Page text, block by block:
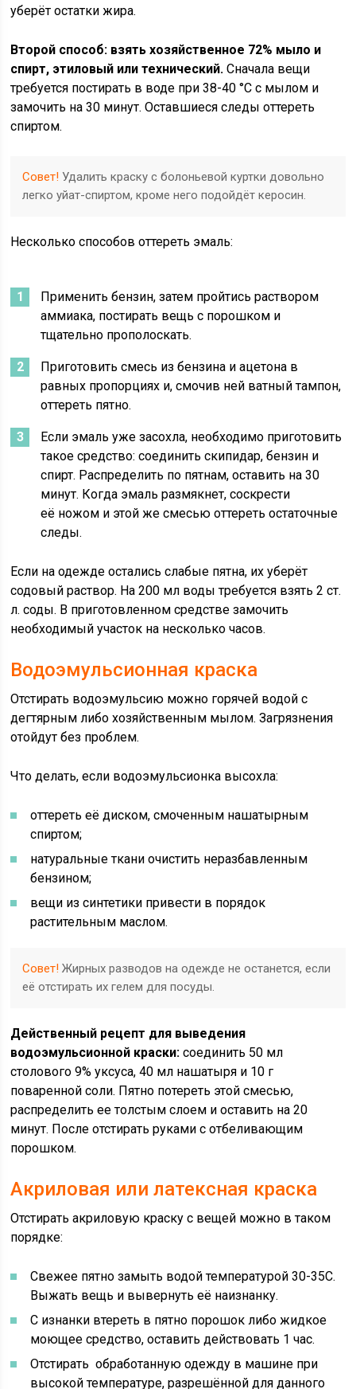
уберёт остатки жира.
Второй способ: взять хозяйственное 72% мыло и
спирт, этиловый или технический. Сначала вещи
требуется постирать в воде при 38-40 °С с мылом и
замочить на 30 минут. Оставшиеся следы оттереть
спиртом.
Совет! Удалить краску с болоньевой куртки довольно
легко уйат-спиртом, кроме него подойдёт керосин.
Несколько способов оттереть эмаль:
Применить бензин, затем пройтись раствором
аммиака, постирать вещь с порошком и
тщательно прополоскать.
Приготовить смесь из бензина и ацетона в
равных пропорциях и, смочив ней ватный тампон,
оттереть пятно.
Если эмаль уже засохла, необходимо приготовить
такое средство: соединить скипидар, бензин и
спирт. Распределить по пятнам, оставить на 30
минут. Когда эмаль размякнет, соскрести
её ножом и этой же смесью оттереть остаточные
следы.
Если на одежде остались слабые пятна, их уберёт
содовый раствор. На 200 мл воды требуется взять 2 ст.
л. соды. В приготовленном средстве замочить
необходимый участок на несколько часов.
Водоэмульсионная краска
Отстирать водоэмульсию можно горячей водой с
дегтярным либо хозяйственным мылом. Загрязнения
отойдут без проблем.
Что делать, если водоэмульсионка высохла:
оттереть её диском, смоченным нашатырным
спиртом;
натуральные ткани очистить неразбавленным
бензином;
вещи из синтетики привести в порядок
растительным маслом.
Совет! Жирных разводов на одежде не останется, если
её отстирать их гелем для посуды.
Действенный рецепт для выведения
водоэмульсионной краски: соединить 50 мл
столового 9% уксуса, 40 мл нашатыря и 10 г
поваренной соли. Пятно потереть этой смесью,
распределить ее толстым слоем и оставить на 20
минут. После отстирать руками с отбеливающим
порошком.
Акриловая или латексная краска
Отстирать акриловую краску с вещей можно в таком
порядке:
Свежее пятно замыть водой температурой 30-35С.
Выжать вещь и вывернуть её наизнанку.
С изнанки втереть в пятно порошок либо жидкое
моющее средство, оставить действовать 1 час.
Отстирать обработанную одежду в машине при
высокой температуре, разрешённой для данного